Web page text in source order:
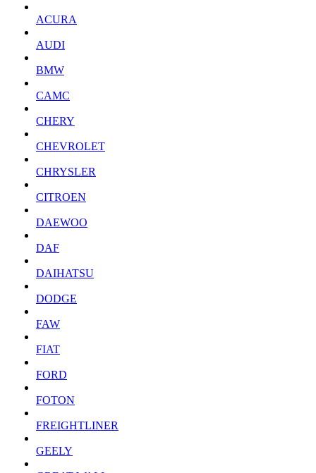
ACURA
AUDI
BMW
CAMC
CHERY
CHEVROLET
CHRYSLER
CITROEN
DAEWOO
DAF
DAIHATSU
DODGE
FAW
FIAT
FORD
FOTON
FREIGHTLINER
GEELY